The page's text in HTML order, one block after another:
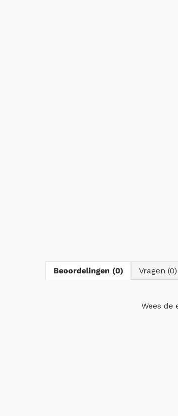
Beoordelingen (0) Vragen (0)
Wees de